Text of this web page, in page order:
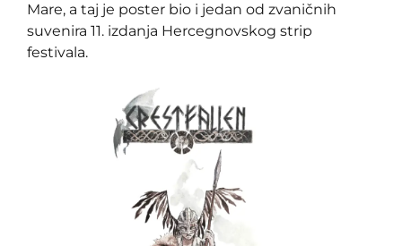
Mare, a taj je poster bio i jedan od zvaničnih
suvenira 11. izdanja Hercegnovskog strip
festivala.